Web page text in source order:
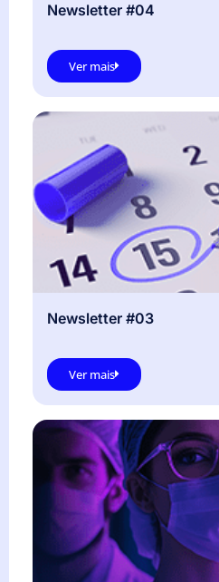
Newsletter #04
Ver mais
Newsletter #03
Ver mais